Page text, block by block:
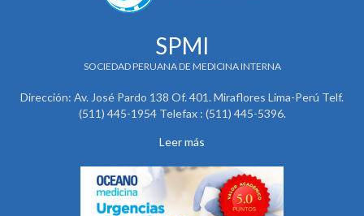
SPMI
SOCIEDAD PERUANA DE MEDICINA INTERNA
Dirección: Av. José Pardo 138 Of. 401. Miraflores Lima-Perú Telf.
(511) 445-1954 Telefax : (511) 445-5396.
Leer más